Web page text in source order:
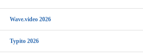
Wave.video 2026
Typito 2026